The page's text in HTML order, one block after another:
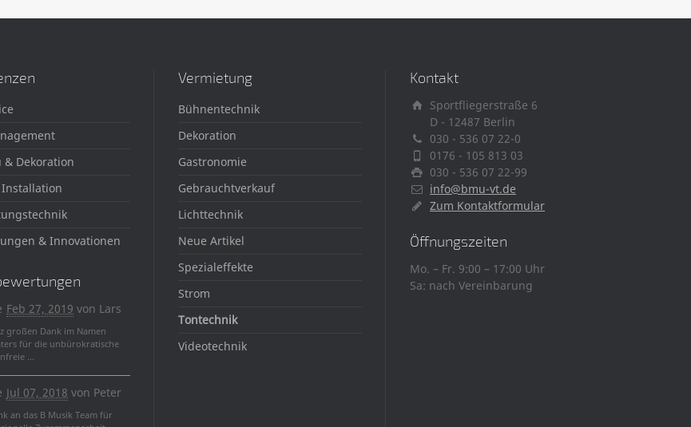
& Dekoration
& Innovationen
Feb 27, 2019 von Lars
großen Dank im Namen
für die unbürokratische
...
Jul 07, 2018 von Peter
an das B Musik Team für
Vermietung
Bühnentechnik
Dekoration
Gastronomie
Gebrauchtverkauf
Lichttechnik
Neue Artikel
Spezialeffekte
Strom
Tontechnik
Videotechnik
Kontakt
Sportfliegerstraße 6
D - 12487 Berlin
030 - 536 07 22-0
0176 - 105 813 03
030 - 536 07 22-99
info@bmu-vt.de
Zum Kontaktformular
Öffnungszeiten
Mo. – Fr. 9:00 – 17:00 Uhr
Sa: nach Vereinbarung